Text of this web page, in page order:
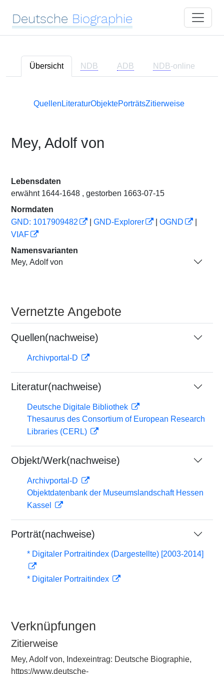
Deutsche Biographie
Übersicht NDB ADB NDB-online
Quellen LiteraturObjektePorträtsZitierweise
Mey, Adolf von
Lebensdaten
erwähnt 1644-1648 , gestorben 1663-07-15
Normdaten
GND: 1017909482
GND-Explorer OGND
VIAF
Namensvarianten
Mey, Adolf von
Vernetzte Angebote
Quellen(nachweise)
Archivportal-D
Literatur(nachweise)
Deutsche Digitale Bibliothek
Thesaurus des Consortium of European Research
Libraries (CERL)
Objekt/Werk(nachweise)
Archivportal-D
Objektdatenbank der Museumslandschaft Hessen
Kassel
Porträt(nachweise)
* Digitaler Portraitindex (Dargestellte) [2003-2014]
* Digitaler Portraitindex
Verknüpfungen
Zitierweise
Mey, Adolf von, Indexeintrag: Deutsche Biographie,
https://www.deutsche-